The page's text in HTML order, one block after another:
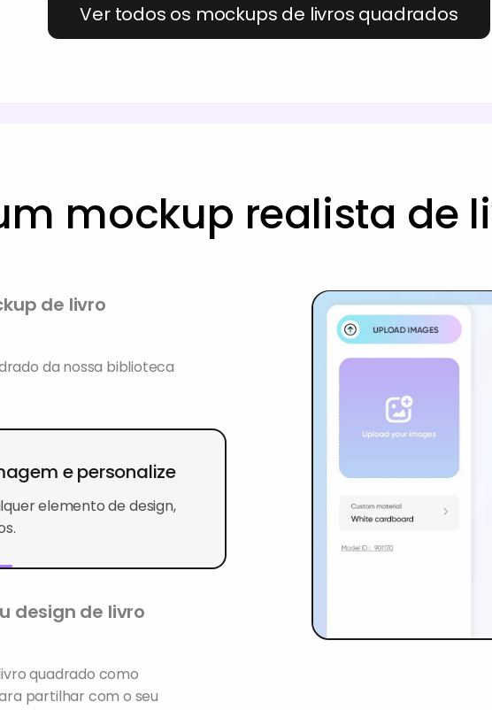
Ver todos os mockups de livros quadrados
mockup realista de
de livro
da nossa biblioteca
e personalize
elemento de design,
design de livro
quadrado como
partilhar com o seu